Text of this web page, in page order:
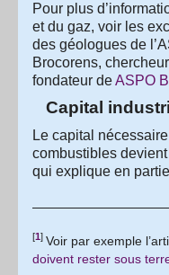
Pour plus
et du gaz, voir les
des géologues de
Brocorens,
fondateur deASPO
Capital
Le capital
combustibles
qui explique en
[1] Voir par exemple
doivent rester sous